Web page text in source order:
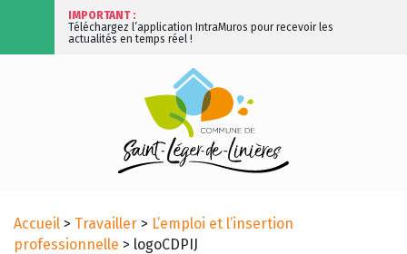
IMPORTANT :
Téléchargez l’application IntraMuros pour recevoir les
actualités en temps réel !
Accueil > Travailler > L’emploi et l’insertion
professionnelle > logoCDPIJ